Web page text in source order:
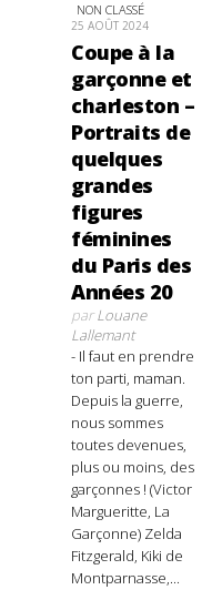
NON CLASSÉ
25 AOÛT 2024
Coupe à la
garçonne et
charleston –
Portraits de
quelques
grandes
figures
féminines
du Paris des
Années 20
parLouane
Lallemant
- Il faut en prendre
ton parti, maman.
Depuis la guerre,
nous sommes
toutes devenues,
plus ou moins, des
garçonnes ! (Victor
Margueritte, La
Garçonne) Zelda
Fitzgerald, Kiki de
Montparnasse,...